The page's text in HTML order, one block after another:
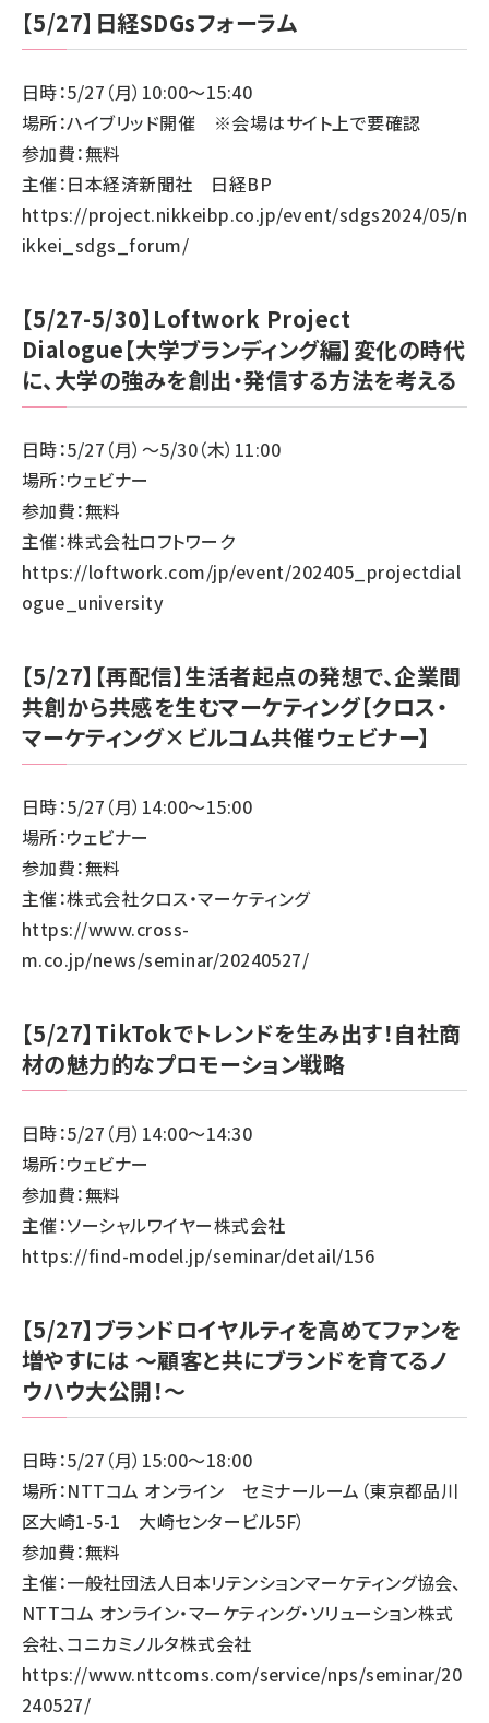
【5/27】日経SDGsフォーラム
日時：5/27（月）10:00～15:40
場所：ハイブリッド開催 ※会場はサイト上で要確認
参加費：無料
主催：日本経済新聞社 日経BP
https://project.nikkeibp.co.jp/event/sdgs2024/05/n
ikkei_sdgs_forum/
【5/27-5/30】Loftwork Project
Dialogue【大学ブランディング編】変化の時代
に、大学の強みを創出・発信する方法を考える
日時：5/27（月）～5/30（木）11:00
場所：ウェビナー
参加費：無料
主催：株式会社ロフトワーク
https://loftwork.com/jp/event/202405_projectdial
ogue_university
【5/27】【再配信】生活者起点の発想で、企業間
共創から共感を生むマーケティング【クロス・
マーケティング×ビルコム共催ウェビナー】
日時：5/27（月）14:00～15:00
場所：ウェビナー
参加費：無料
主催：株式会社クロス・マーケティング
https://www.cross-
m.co.jp/news/seminar/20240527/
【5/27】TikTokでトレンドを生み出す！自社商
材の魅力的なプロモーション戦略
日時：5/27（月）14:00～14:30
場所：ウェビナー
参加費：無料
主催：ソーシャルワイヤー株式会社
https://find-model.jp/seminar/detail/156
【5/27】ブランドロイヤルティを高めてファンを
増やすには ～顧客と共にブランドを育てるノ
ウハウ大公開！～
日時：5/27（月）15:00～18:00
場所：NTTコム オンライン セミナールーム（東京都品川
区大崎1-5-1 大崎センタービル5F）
参加費：無料
主催：一般社団法人日本リテンションマーケティング協会、
NTTコム オンライン・マーケティング・ソリューション株式
会社、コニカミノルタ株式会社
https://www.nttcoms.com/service/nps/seminar/20
240527/